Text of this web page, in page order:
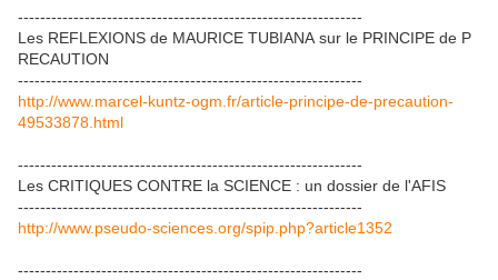
--------------------------------------------------------------
Les REFLEXIONS de MAURICE TUBIANA sur le PRINCIPE de P
RECAUTION
--------------------------------------------------------------
http://www.marcel-kuntz-ogm.fr/article-principe-de-precaution-
49533878.html
--------------------------------------------------------------
Les CRITIQUES CONTRE la SCIENCE : un dossier de l'AFIS
--------------------------------------------------------------
http://www.pseudo-sciences.org/spip.php?article1352
--------------------------------------------------------------